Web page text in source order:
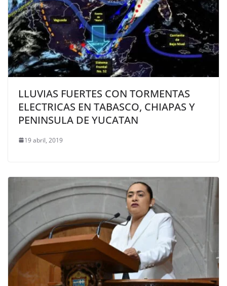
LLUVIAS FUERTES CON TORMENTAS
ELECTRICAS EN TABASCO, CHIAPAS Y
PENINSULA DE YUCATAN
19 abril, 2019